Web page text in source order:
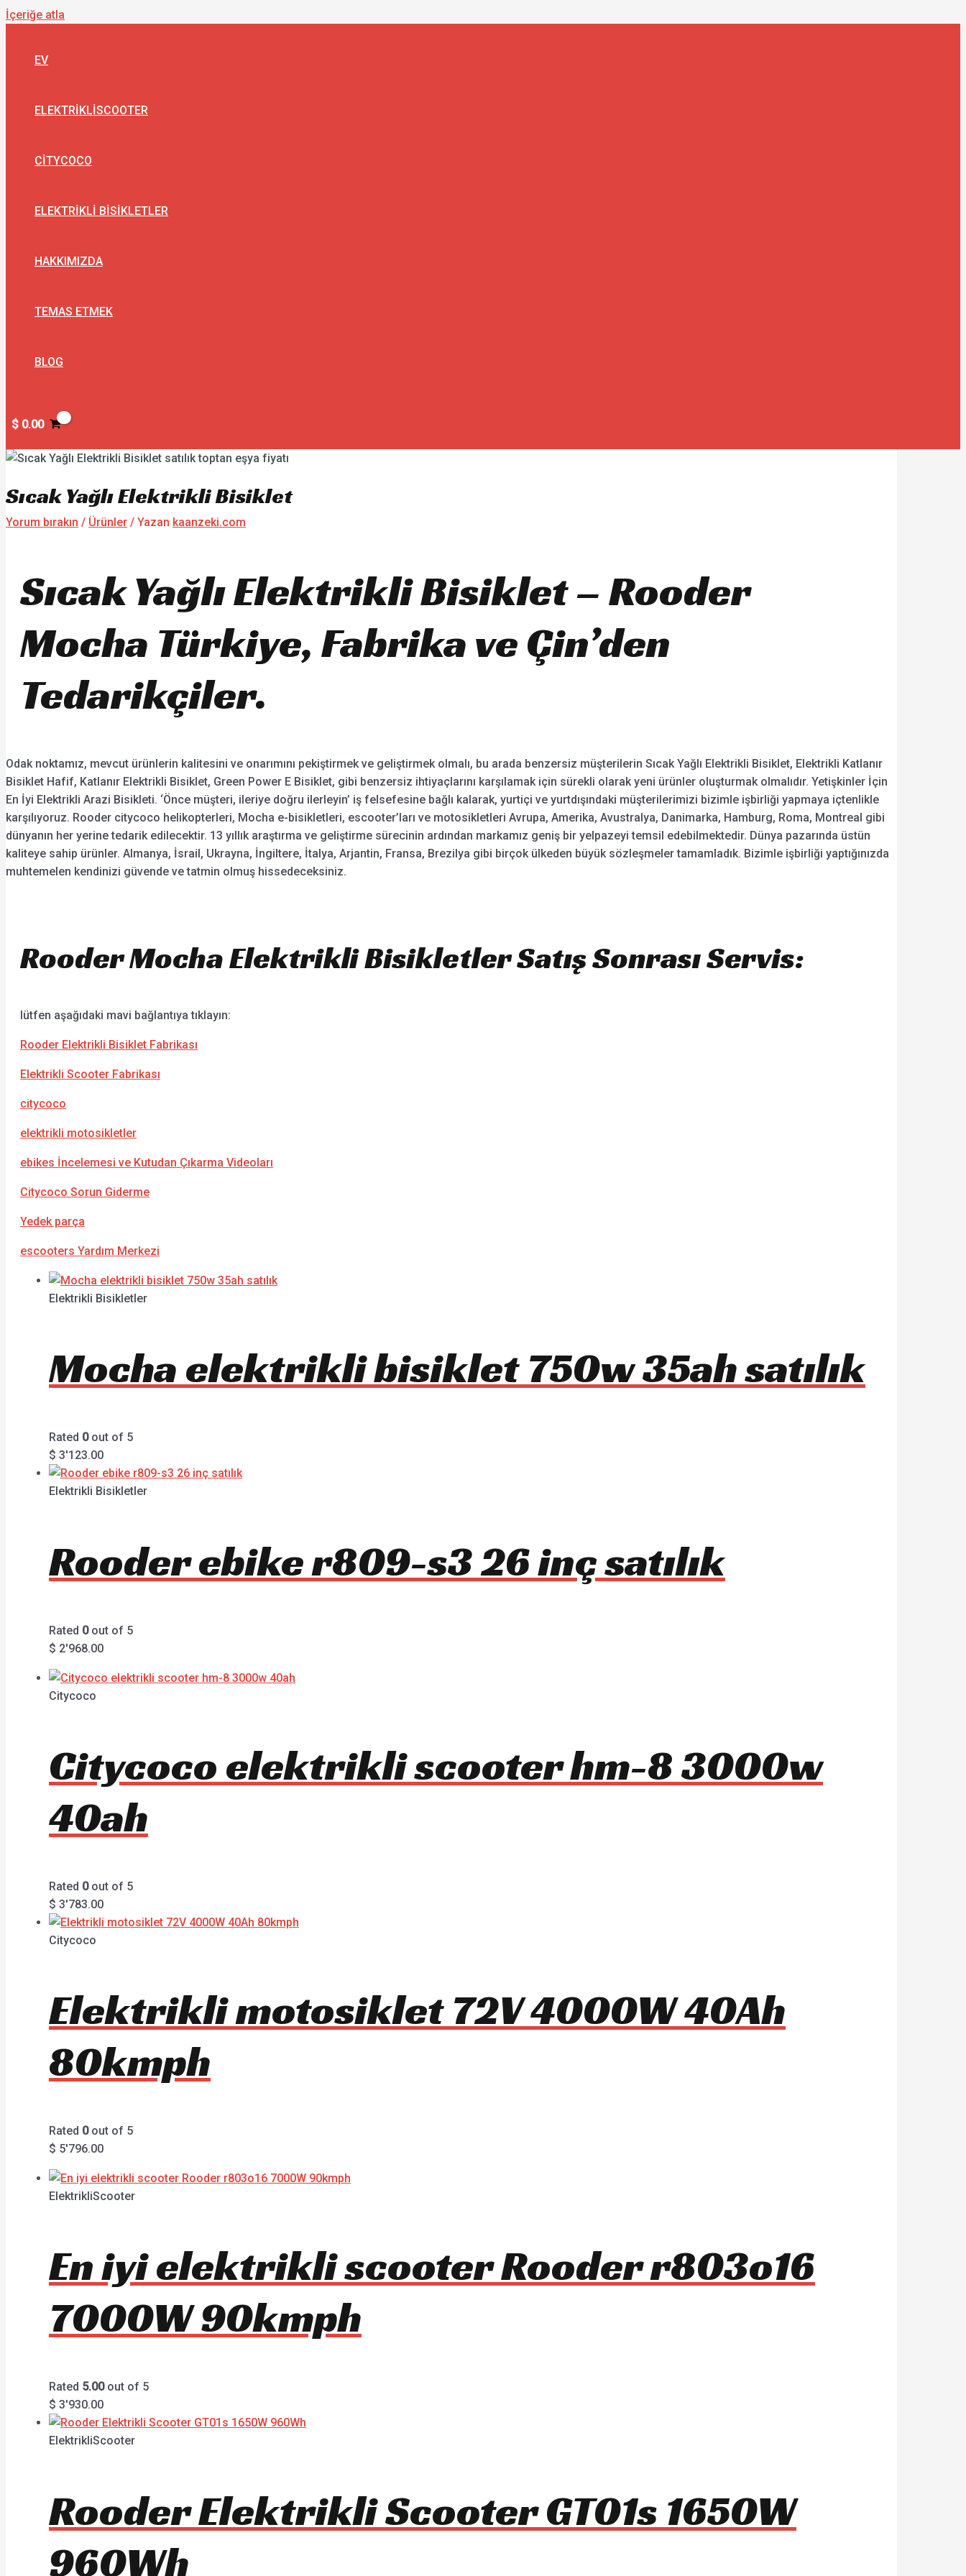
İçeriğe atla
EV
ELEKTRIKLISCOOTER
CITYCOCO
ELEKTRIKLI BISIKLETLER
HAKKIMIZDA
TEMAS ETMEK
BLOG
$ 0.00
Sıcak Yağlı Elektrikli Bisiklet
Yorum bırakın / Ürünler / Yazan kaanzeki.com
Sıcak Yağlı Elektrikli Bisiklet – Rooder
Mocha Türkiye, Fabrika ve Çin’den
Tedarikçiler.
Odak noktamız, mevcut ürünlerin kalitesini ve onarımını pekiştirmek ve geliştirmek olmalı, bu arada benzersiz müşterilerin Sıcak Yağlı Elektrikli Bisiklet, Elektrikli Katlanır
Bisiklet Hafif, Katlanır Elektrikli Bisiklet, Green Power E Bisiklet, gibi benzersiz ihtiyaçlarını karşılamak için sürekli olarak yeni ürünler oluşturmak olmalıdır. Yetişkinler İçin
En İyi Elektrikli Arazi Bisikleti. ‘Önce müşteri, ileriye doğru ilerleyin’ iş felsefesine bağlı kalarak, yurtiçi ve yurtdışındaki müşterilerimizi bizimle işbirliği yapmaya içtenlikle
karşılıyoruz. Rooder citycoco helikopterleri, Mocha e-bisikletleri, escooter’ları ve motosikletleri Avrupa, Amerika, Avustralya, Danimarka, Hamburg, Roma, Montreal gibi
dünyanın her yerine tedarik edilecektir. 13 yıllık araştırma ve geliştirme sürecinin ardından markamız geniş bir yelpazeyi temsil edebilmektedir. Dünya pazarında üstün
kaliteye sahip ürünler. Almanya, İsrail, Ukrayna, İngiltere, İtalya, Arjantin, Fransa, Brezilya gibi birçok ülkeden büyük sözleşmeler tamamladık. Bizimle işbirliği yaptığınızda
muhtemelen kendinizi güvende ve tatmin olmuş hissedeceksiniz.
Rooder Mocha Elektrikli Bisikletler Satış Sonrası Servis:
lütfen aşağıdaki mavi bağlantıya tıklayın:
Rooder Elektrikli Bisiklet Fabrikası
Elektrikli Scooter Fabrikası
citycoco
elektrikli motosikletler
ebikes İncelemesi ve Kutudan Çıkarma Videoları
Citycoco Sorun Giderme
Yedek parça
escooters Yardım Merkezi
Elektrikli Bisikletler
Mocha elektrikli bisiklet 750w 35ah satılık
Rated 0out of 5
$ 3'123.00
Elektrikli Bisikletler
Rooder ebike r809-s3 26 inç satılık
Rated 0out of 5
$ 2'968.00
Citycoco
Citycoco elektrikli scooter hm-8 3000w
40ah
Rated 0out of 5
$ 3'783.00
Citycoco
Elektrikli motosiklet 72V 4000W 40Ah
80kmph
Rated 0out of 5
$ 5'796.00
ElektrikliScooter
En iyi elektrikli scooter Rooder r803o16
7000W 90kmph
Rated 5.00out of 5
$ 3'930.00
ElektrikliScooter
Rooder Elektrikli Scooter GT01s 1650W
960Wh